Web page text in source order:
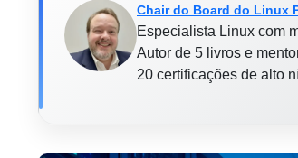
Chair do Board do Linux
Especialista Linux com
Autor de 5 livros e
20 certificações de alto